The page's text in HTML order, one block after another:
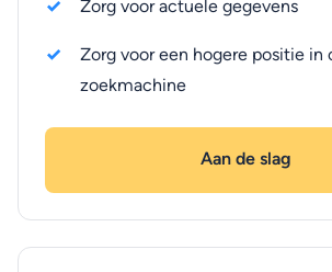
Zorg voor actuele gegevens
Zorg voor een hogere positie in
zoekmachine
Aan de slag